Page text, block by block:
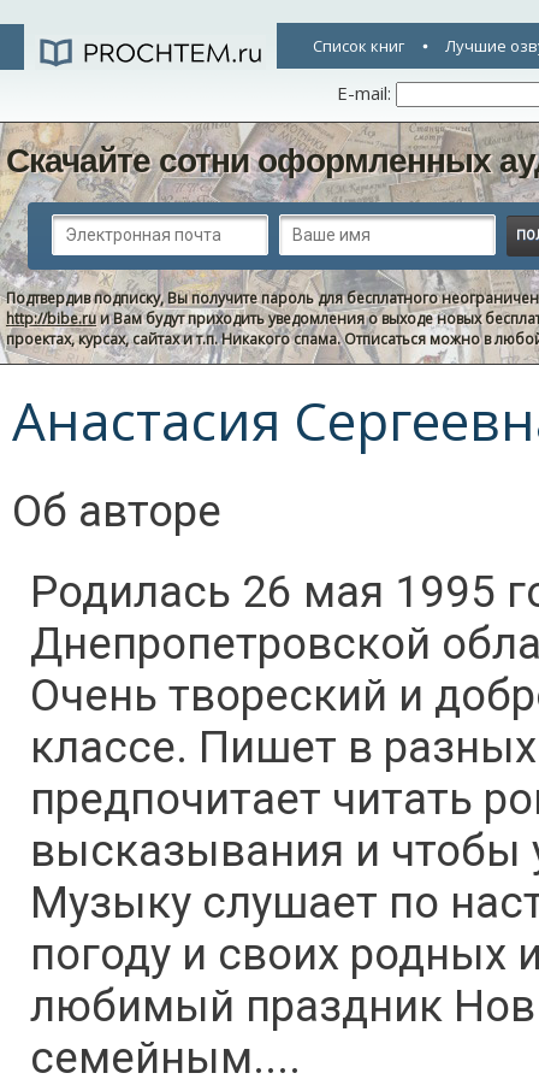
Список книг Лучшие
E-mail:
Скачайте сотни оформленных
Подтвердив подписку, Вы получите пароль для бесплатного
http://bibe.ruи Вам будут приходить уведомления о выходе новых
проектах, курсах, сайтах и т.п. Никакого спама. Отписаться можно в
Анастасия
Об авторе
Родилась 26 мая 1995
Днепропетровской
Очень твореский и
классе. Пишет в
предпочитает читать
высказывания и чтобы
Музыку слушает по
погоду и своих
любимый праздник
семейным....